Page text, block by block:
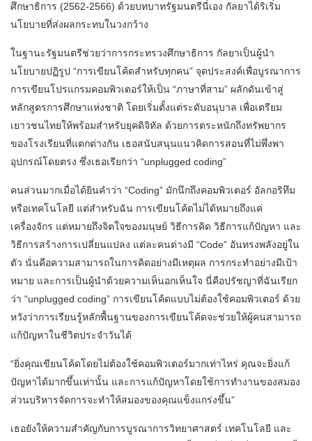
ศึกษาธิการ (2562-2566) ด้วยบทบาทรัฐมนตรีนี่เอง กัลยาได้ริเริ่ม
นโยบายที่ส่งผลกระทบในวงกว้าง
ในฐานะรัฐมนตรีช่วยว่าการกระทรวงศึกษาธิการ กัลยาเป็นผู้นำ
นโยบายปฏิรูป “การเขียนโค้ดสำหรับทุกคน” จุดประสงค์เพื่อบูรณาการ
การเขียนโปรแกรมคอมพิวเตอร์ให้เป็น “ภาษาที่สาม” ผลักดันเข้าสู่
หลักสูตรการศึกษาแห่งชาติ โดยเริ่มตั้งแต่ระดับอนุบาล เพื่อเตรียม
เยาวชนไทยให้พร้อมสำหรับยุคดิจิทัล ด้วยการตระหนักถึงทรัพยากร
ของโรงเรียนที่แตกต่างกัน เธอสนับสนุนแนวคิดการสอนที่ไม่พึ่งพา
อุปกรณ์โดยตรง ซึ่งเธอเรียกว่า “unplugged coding”
คนส่วนมากเมื่อได้ยินคำว่า “Coding” มักนึกถึงคอมพิวเตอร์ อัลกอริทึม
หรือเทคโนโลยี แต่สำหรับฉัน การเขียนโค้ดไม่ได้หมายถึงแค่
เครื่องจักร แต่หมายถึงจิตใจของมนุษย์ วิธีการคิด วิธีการแก้ปัญหา และ
วิธีการสร้างการเปลี่ยนแปลง แต่ละคนต่างมี “Code” อันทรงพลังอยู่ใน
ตัว นั่นคือความสามารถในการคิดอย่างมีเหตุผล การกระทำอย่างมีเป้า
หมาย และการเป็นผู้นำด้วยความเห็นอกเห็นใจ นี่คือปรัชญาที่ฉันเรียก
ว่า “unplugged coding” การเขียนโค้ดแบบไม่ต้องใช้คอมพิวเตอร์ ด้วย
หวังว่าการเรียนรู้หลักพื้นฐานของการเขียนโค้ดจะช่วยให้ผู้คนสามารถ
แก้ปัญหาในชีวิตประจำวันได้
“ยิ่งคุณเขียนโค้ดโดยไม่ต้องใช้คอมพิวเตอร์มากเท่าไหร่ คุณจะยิ่งแก้
ปัญหาได้มากขึ้นเท่านั้น และการแก้ปัญหาโดยใช้การทำงานของสมอง
ส่วนบริหารจัดการจะทำให้สมองของคุณแข็งแกร่งขึ้น”
เธอยังให้ความสำคัญกับการบูรณาการวิทยาศาสตร์ เทคโนโลยี และ